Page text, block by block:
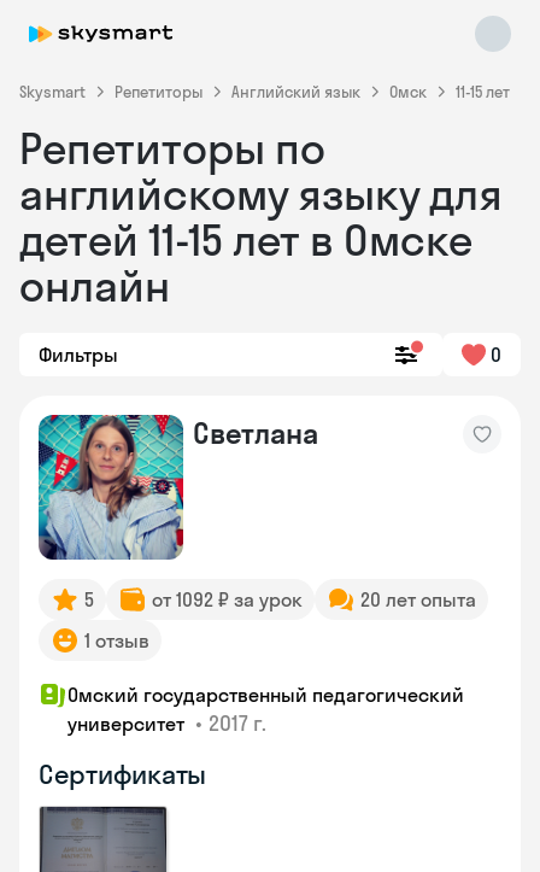
Skysmart Репетиторы Английский язык Омск 11-15 лет
Репетиторы по
английскому языку для
детей 11-15 лет в Омске
онлайн
Фильтры 0
Светлана
5 от 1092 ₽ за урок
20 лет опыта
1 отзыв
Омский государственный педагогический
университет • 2017 г.
Сертификаты